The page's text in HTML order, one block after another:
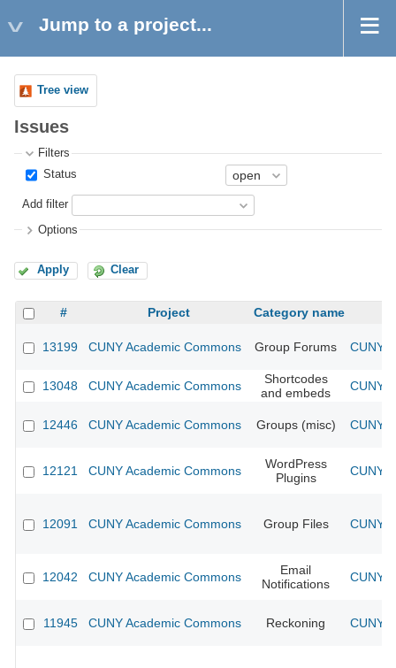
Jump to a project...
Tree view
Issues
Filters
Status
Add filter
Options
Apply Clear
# Project Category name
13199 CUNY Academic Commons Group Forums CUNY
13048 CUNY Academic Commons
Shortcodes
and embeds
CUNY
12446 CUNY Academic Commons Groups (misc) CUNY
12121 CUNY Academic Commons
WordPress
Plugins
CUNY
12091 CUNY Academic Commons Group Files CUNY
12042 CUNY Academic Commons
Email
Notifications
CUNY
11945 CUNY Academic Commons Reckoning CUNY